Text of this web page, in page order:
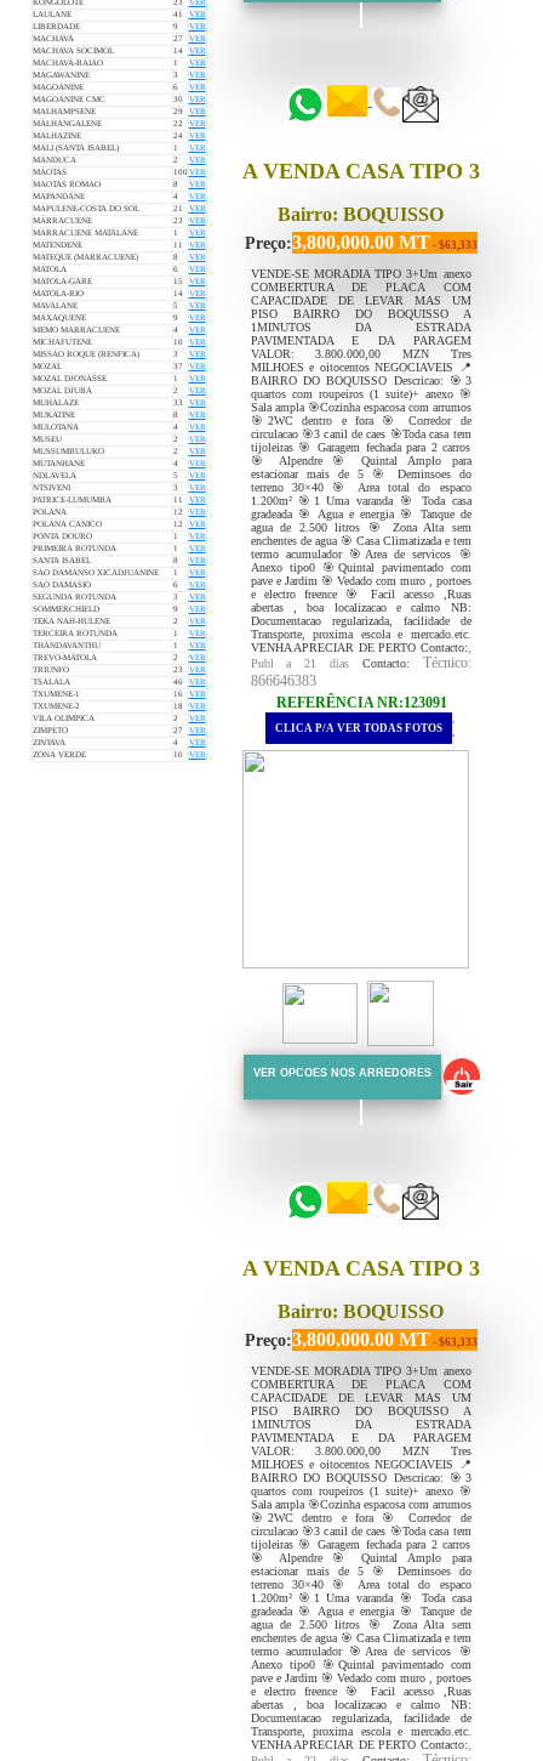
KONGOLOTE
23
VER
LAULANE
41
VER
LIBERDADE
9
VER
MACHAVA
27
VER
MACHAVA SOCIMOL
14
VER
MACHAVA-BAIAO
1
VER
MAGAWANINE
3
VER
MAGOANINE
6
VER
MAGOANINE CMC
30
VER
MALHAMPSENE
29
VER
MALHANGALENE
22
VER
MALHAZINE
24
VER
MALI (SANTA ISABEL)
1
VER
MANDUCA
2
VER
MAOTAS
100VER
MAOTAS ROMAO
8
VER
MAPANDANE
4
VER
MAPULENE-COSTA DO SOL
21
VER
MARRACUENE
23
VER
MARRACUENE MATALANE
1
VER
MATENDENE
11
VER
MATEQUE (MARRACUENE)
8
VER
MATOLA
6
VER
MATOLA-GARE
15
VER
MATOLA-RIO
14
VER
MAVALANE
5
VER
MAXAQUENE
9
VER
MEMO MARRACUENE
4
VER
MICHAFUTENE
10
VER
MISSAO ROQUE (BENFICA)
3
VER
MOZAL
37
VER
MOZAL DJONASSE
1
VER
MOZAL DJUBA
2
VER
MUHALAZE
33
VER
MUKATINE
8
VER
MULOTANA
4
VER
MUSEU
2
VER
MUSSUMBULUKO
2
VER
MUTANHANE
4
VER
NDLAVELA
5
VER
NTSIVENI
3
VER
PATRICE-LUMUMBA
11
VER
POLANA
12
VER
POLANA CANICO
12
VER
PONTA DOURO
1
VER
PRIMEIRA ROTUNDA
1
VER
SANTA ISABEL
8
VER
SAO DAMANSO XICADJUANINE
1
VER
SAO DAMASIO
6
VER
SEGUNDA ROTUNDA
3
VER
SOMMERCHIELD
9
VER
TEKA NAH-HULENE
2
VER
TERCEIRA ROTUNDA
1
VER
THANDAVANTHU
1
VER
TREVO-MATOLA
2
VER
TRIUNFO
23
VER
TSALALA
46
VER
TXUMENE-1
16
VER
TXUMENE-2
18
VER
VILA OLIMPICA
2
VER
ZIMPETO
27
VER
ZINTAVA
4
VER
ZONA VERDE
10 VER
A VENDA CASA TIPO 3
Bairro: BOQUISSO
Preço:3,800,000.00 MT - $63,333
VENDE-SE MORADIA TIPO 3+Um anexo
COMBERTURA DE PLACA COM
CAPACIDADE DE LEVAR MAS UM
PISO BAIRRO DO BOQUISSO A
1MINUTOS DA ESTRADA
PAVIMENTADA E DA PARAGEM
VALOR: 3.800.000,00 MZN Tres
MILHOES e oitocentos NEGOCIAVEIS 📍
BAIRRO DO BOQUISSO Descricao: 🎯3
quartos com roupeiros (1 suite)+ anexo 🎯
Sala ampla 🎯Cozinha espacosa com arrumos
🎯2WC dentro e fora 🎯 Corredor de
circulacao 🎯3 canil de caes 🎯Toda casa tem
tijoleiras 🎯 Garagem fechada para 2 carros
🎯 Alpendre 🎯 Quintal Amplo para
estacionar mais de 5 🎯 Deminsoes do
terreno 30×40 🎯 Area total do espaco
1.200m² 🎯1 Uma varanda 🎯 Toda casa
gradeada 🎯 Agua e energia 🎯 Tanque de
agua de 2.500 litros 🎯 Zona Alta sem
enchentes de agua 🎯 Casa Climatizada e tem
termo acumulador 🎯Area de servicos 🎯
Anexo tipo0 🎯Quintal pavimentado com
pave e Jardim 🎯 Vedado com muro , portoes
e electro freence 🎯 Facil acesso ,Ruas
abertas , boa localizacao e calmo NB:
Documentacao regularizada, facilidade de
Transporte, proxima escola e mercado.etc.
VENHA APRECIAR DE PERTO Contacto:
Publ a 21 diasContacto: Técnico:
866646383
REFERÊNCIA NR:123091
.
CLICA P/A VER TODAS FOTOS .
VER OPCOES NOS ARREDORES
A VENDA CASA TIPO 3
Bairro: BOQUISSO
Preço:3,800,000.00 MT - $63,333
VENDE-SE MORADIA TIPO 3+Um anexo
COMBERTURA DE PLACA COM
CAPACIDADE DE LEVAR MAS UM
PISO BAIRRO DO BOQUISSO A
1MINUTOS DA ESTRADA
PAVIMENTADA E DA PARAGEM
VALOR: 3.800.000,00 MZN Tres
MILHOES e oitocentos NEGOCIAVEIS 📍
BAIRRO DO BOQUISSO Descricao: 🎯3
quartos com roupeiros (1 suite)+ anexo 🎯
Sala ampla 🎯Cozinha espacosa com arrumos
🎯2WC dentro e fora 🎯 Corredor de
circulacao 🎯3 canil de caes 🎯Toda casa tem
tijoleiras 🎯 Garagem fechada para 2 carros
🎯 Alpendre 🎯 Quintal Amplo para
estacionar mais de 5 🎯 Deminsoes do
terreno 30×40 🎯 Area total do espaco
1.200m² 🎯1 Uma varanda 🎯 Toda casa
gradeada 🎯 Agua e energia 🎯 Tanque de
agua de 2.500 litros 🎯 Zona Alta sem
enchentes de agua 🎯 Casa Climatizada e tem
termo acumulador 🎯Area de servicos 🎯
Anexo tipo0 🎯Quintal pavimentado com
pave e Jardim 🎯 Vedado com muro , portoes
e electro freence 🎯 Facil acesso ,Ruas
abertas , boa localizacao e calmo NB:
Documentacao regularizada, facilidade de
Transporte, proxima escola e mercado.etc.
VENHA APRECIAR DE PERTO Contacto: